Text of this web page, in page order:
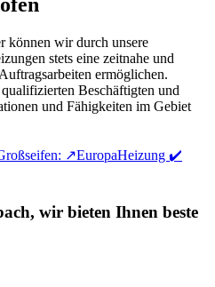
können wir durch unsere
stets eine zeitnahe und
ermöglichen.
Beschäftigten und
und Fähigkeiten im Gebiet
↗️EuropaHeizung ✔️
wir bieten Ihnen beste